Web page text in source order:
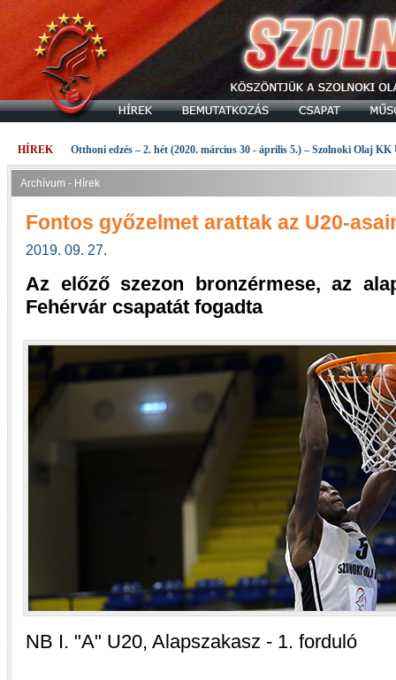
HÍREK Otthoni edzés – 2. hét (2020. március 30 - április 5.) – Szolnoki Olaj KK
Archívum - Hírek
Fontos győzelmet arattak az U20-
2019. 09. 27.
Az előző szezon bronzérmese, az
Fehérvár csapatát fogadta
NB I. "A" U20, Alapszakasz - 1. forduló